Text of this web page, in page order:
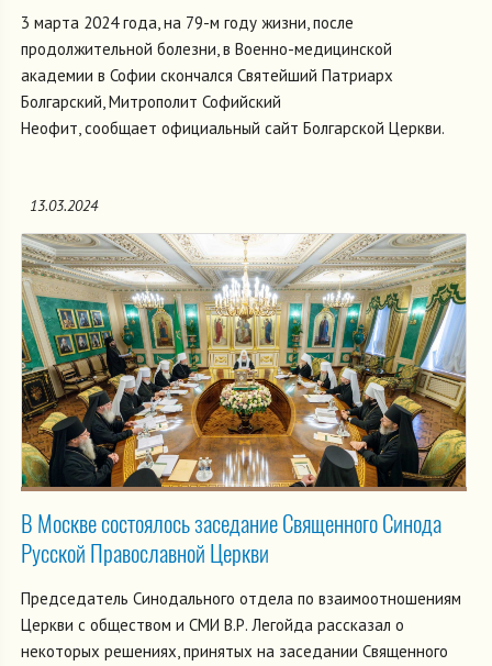
3 марта 2024 года, на 79-м году жизни, после
продолжительной болезни, в Военно-медицинской
академии в Софии скончался Святейший Патриарх
Болгарский, Митрополит Софийский
Неофит, сообщает официальный сайт Болгарской Церкви.
13.03.2024
В Москве состоялось заседание Священного Синода
Русской Православной Церкви
Председатель Синодального отдела по взаимоотношениям
Церкви с обществом и СМИ В.Р. Легойда рассказал о
некоторых решениях, принятых на заседании Священного